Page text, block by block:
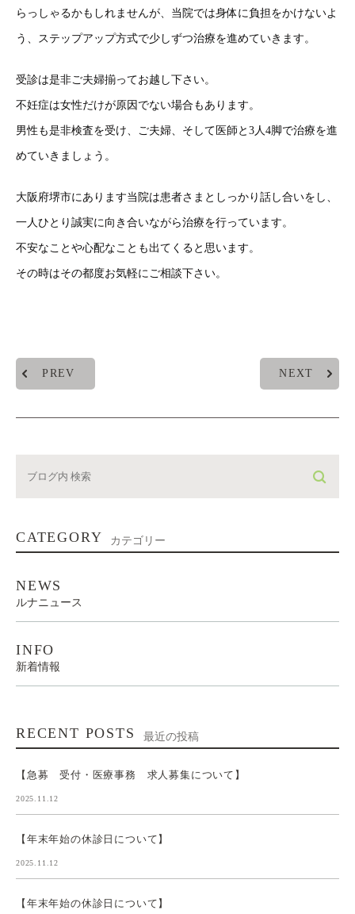
らっしゃるかもしれませんが、当院では身体に負担をかけないよ
う、ステップアップ方式で少しずつ治療を進めていきます。
受診は是非ご夫婦揃ってお越し下さい。
不妊症は女性だけが原因でない場合もあります。
男性も是非検査を受け、ご夫婦、そして医師と3人4脚で治療を進
めていきましょう。
大阪府堺市にあります当院は患者さまとしっかり話し合いをし、
一人ひとり誠実に向き合いながら治療を行っています。
不安なことや心配なことも出てくると思います。
その時はその都度お気軽にご相談下さい。
PREV NEXT
CATEGORY カテゴリー
NEWS
ルナニュース
INFO
新着情報
RECENT POSTS 最近の投稿
【急募 受付・医療事務 求人募集について】
2025.11.12
【年末年始の休診日について】
2025.11.12
【年末年始の休診日について】